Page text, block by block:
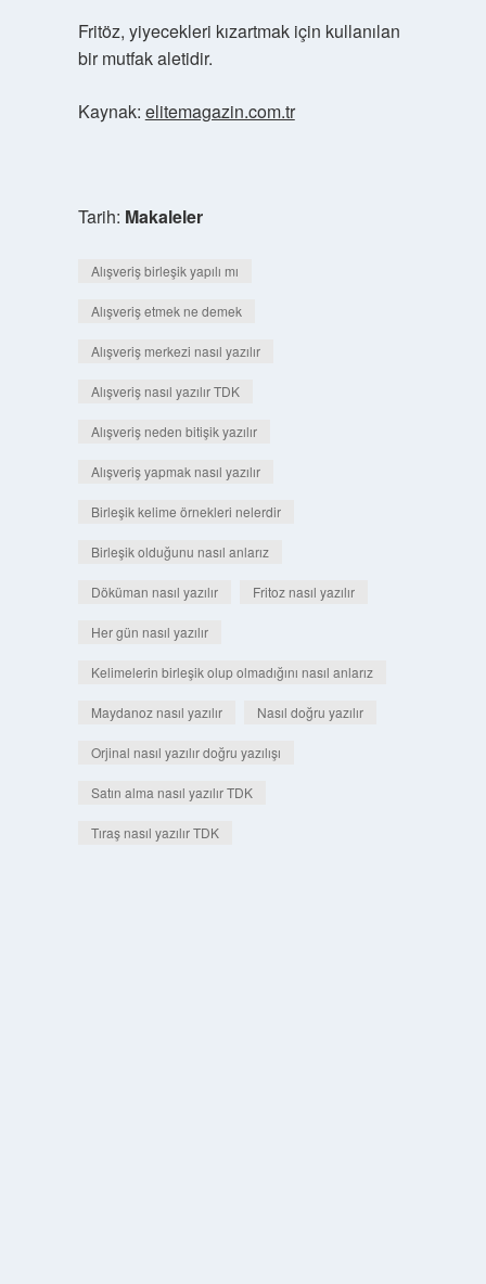
Fritöz, yiyecekleri kızartmak için kullanılan
bir mutfak aletidir.
Kaynak: elitemagazin.com.tr
Tarih: Makaleler
Alışveriş birleşik yapılı mı
Alışveriş etmek ne demek
Alışveriş merkezi nasıl yazılır
Alışveriş nasıl yazılır TDK
Alışveriş neden bitişik yazılır
Alışveriş yapmak nasıl yazılır
Birleşik kelime örnekleri nelerdir
Birleşik olduğunu nasıl anlarız
Döküman nasıl yazılır Fritoz nasıl yazılır
Her gün nasıl yazılır
Kelimelerin birleşik olup olmadığını nasıl anlarız
Maydanoz nasıl yazılır Nasıl doğru yazılır
Orjinal nasıl yazılır doğru yazılışı
Satın alma nasıl yazılır TDK
Tıraş nasıl yazılır TDK